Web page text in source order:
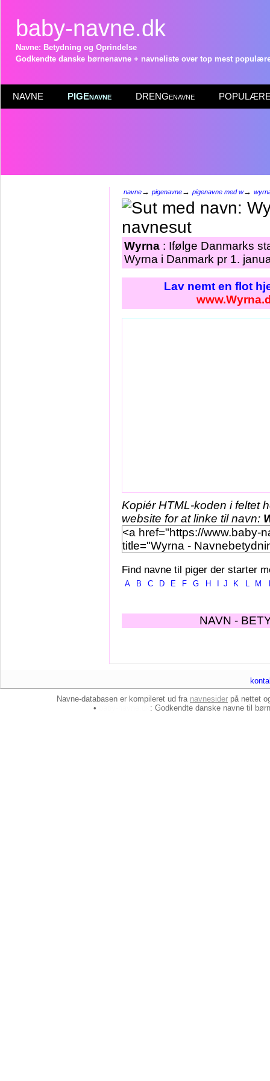
baby-navne.dk
Navne: Betydning og Oprindelse
Godkendte danske børnenavne + navneliste over top mest
NAVNE PIGEnavne DRENGenavne POPULÆRE
navne→ pigenavne→ pigenavne med w→
Wyrna : Ifølge Danmarks
Wyrna i Danmark pr 1.
Lav nemt en flot
Kopiér HTML-koden i feltet
website for at linke til navn:
Find navne til piger der starter
A B C D E F G H J K L M
NAVN -
Navne-databasen er kompileret ud fra navnesider på nettet
•
: Godkendte danske navne til børn